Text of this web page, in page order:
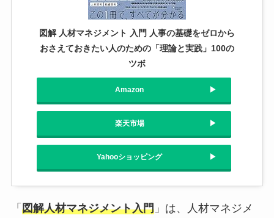
図解 人材マネジメント 入門 人事の基礎をゼロから
おさえておきたい人のための「理論と実践」100の
ツボ
Amazon
楽天市場
Yahooショッピング
「 図解人材マネジメント入門」は、人材マネジメ